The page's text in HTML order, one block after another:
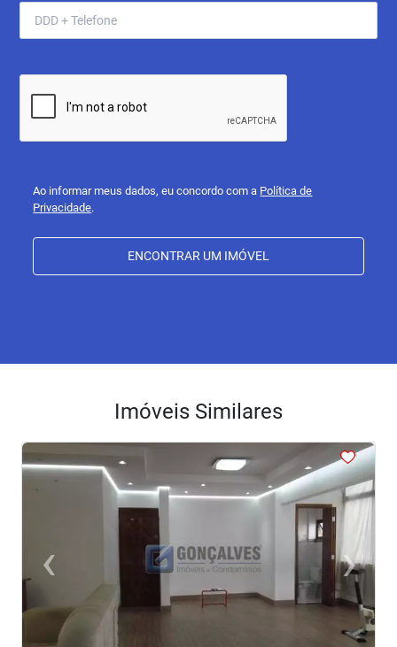
Ao informar meus dados, eu concordo com a Política de
Privacidade.
ENCONTRAR UM IMÓVEL
Imóveis Similares
<
‹Previous ›Next